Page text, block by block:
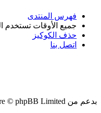
فهرس المنتدى
جميع الأوقات تستخدم
حذف الكوكيز
اتصل بنا
بدعم من © phpBB Limited